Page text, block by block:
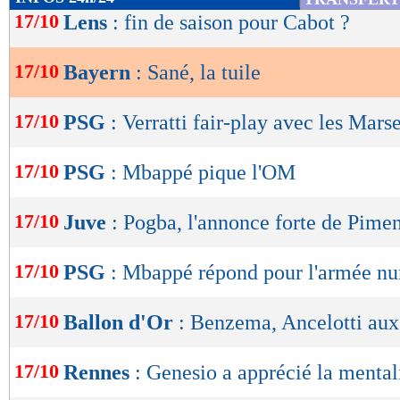
de
OK
17/10 Lens : fin de saison pour Cabot ?
17/10 Bayern : Sané, la tuile
17/10 PSG : Verratti fair-play avec les
17/10 PSG : Mbappé pique l'OM
17/10 Juve : Pogba, l'annonce forte de
17/10 PSG : Mbappé répond pour l'armée
17/10 Ballon d'Or : Benzema, Ancelotti
17/10 Rennes : Genesio a apprécié la